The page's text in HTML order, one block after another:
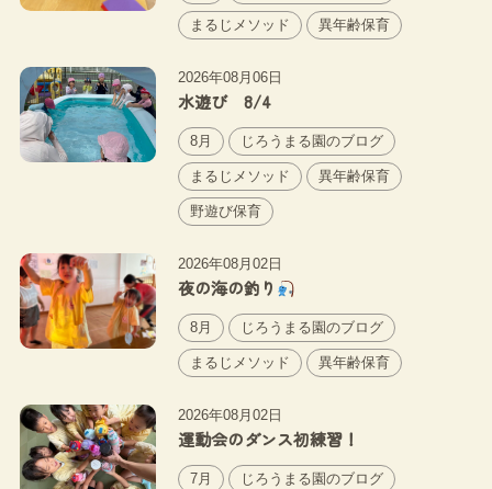
まるじメソッド 異年齢保育
2026年08月06日
水遊び 8/4
8月 じろうまる園のブログ
まるじメソッド 異年齢保育
野遊び保育
2026年08月02日
夜の海の釣り
8月 じろうまる園のブログ
まるじメソッド 異年齢保育
2026年08月02日
運動会のダンス初練習！
7月 じろうまる園のブログ